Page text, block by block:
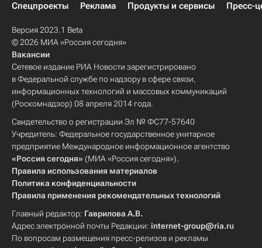
Спецпроекты
Реклама Продукты и сервисы Пресс-
Версия 2023.1 Beta
© 2026 МИА «Россия сегодня»
Вакансии
Сетевое издание РИА Новости зарегистрировано
в Федеральной службе по надзору в сфере связи,
информационных технологий и массовых коммуникаций
(Роскомнадзор) 08 апреля 2014 года.
Свидетельство о регистрации Эл № ФС77-57640
Учредитель: Федеральное государственное унитарное
предприятие Международное информационное агентство
«Россия сегодня» (МИА «Россия сегодня»).
Правила использования материалов
Политика конфиденциальности
Правила применения рекомендательных технологий
Главный редактор: Гаврилова А.В.
Адрес электронной почты Редакции: internet-group@ria.ru
По вопросам размещения пресс-релизов и рекламы